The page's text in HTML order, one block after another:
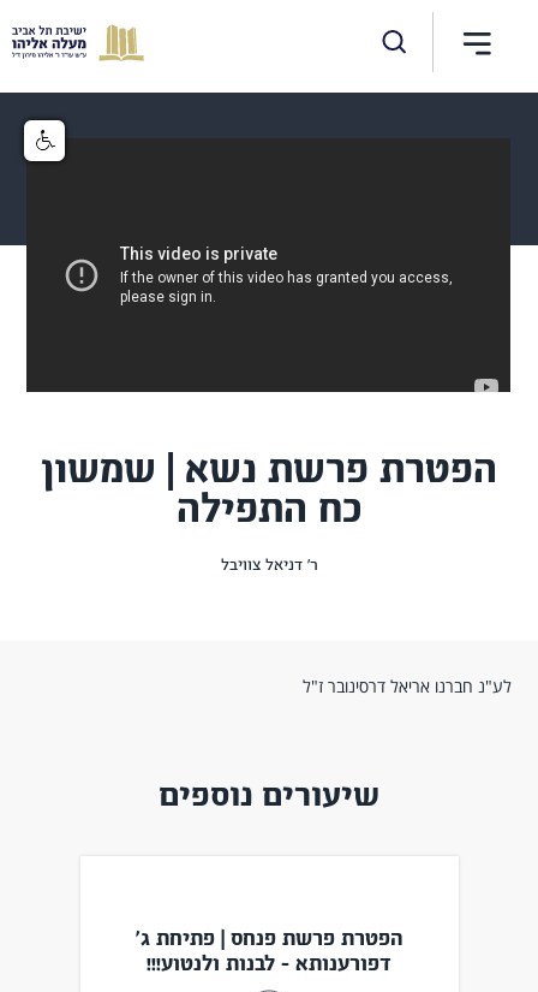
הפטרת פרשת נשא | שמשון
כח התפילה
ר' דניאל צוויבל
לע"נ חברנו אריאל דרסינובר ז"ל
שיעורים נוספים
הפטרת פרשת פנחס | פתיחת ג'
דפורענותא - לבנות ולנטוע!!!